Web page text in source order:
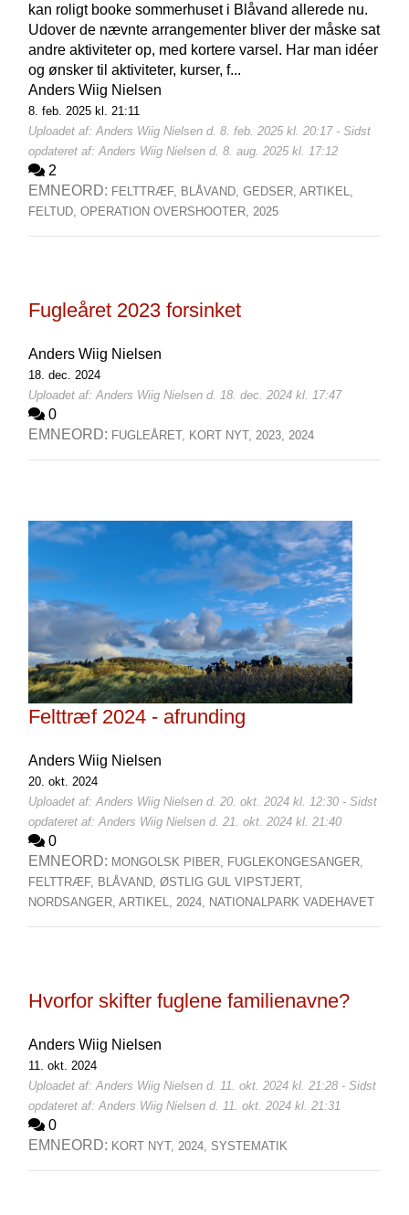
kan roligt booke sommerhuset i Blåvand allerede nu.
Udover de nævnte arrangementer bliver der måske sat
andre aktiviteter op, med kortere varsel. Har man idéer
og ønsker til aktiviteter, kurser, f...
Anders Wiig Nielsen
8. feb. 2025 kl. 21:11
Uploadet af: Anders Wiig Nielsen d. 8. feb. 2025 kl. 20:17 - Sidst
opdateret af: Anders Wiig Nielsen d. 8. aug. 2025 kl. 17:12
2
EMNEORD: FELTTRÆF, BLÅVAND, GEDSER, ARTIKEL,
FELTUD, OPERATION OVERSHOOTER, 2025
Fugleåret 2023 forsinket
Anders Wiig Nielsen
18. dec. 2024
Uploadet af: Anders Wiig Nielsen d. 18. dec. 2024 kl. 17:47
0
EMNEORD: FUGLEÅRET, KORT NYT, 2023, 2024
Felttræf 2024 - afrunding
Anders Wiig Nielsen
20. okt. 2024
Uploadet af: Anders Wiig Nielsen d. 20. okt. 2024 kl. 12:30 - Sidst
opdateret af: Anders Wiig Nielsen d. 21. okt. 2024 kl. 21:40
0
EMNEORD: MONGOLSK PIBER,
FUGLEKONGESANGER,
FELTTRÆF, BLÅVAND, ØSTLIG GUL VIPSTJERT,
NORDSANGER, ARTIKEL, 2024, NATIONALPARK VADEHAVET
Hvorfor skifter fuglene familienavne?
Anders Wiig Nielsen
11. okt. 2024
Uploadet af: Anders Wiig Nielsen d. 11. okt. 2024 kl. 21:28 - Sidst
opdateret af: Anders Wiig Nielsen d. 11. okt. 2024 kl. 21:31
0
EMNEORD: KORT NYT, 2024, SYSTEMATIK